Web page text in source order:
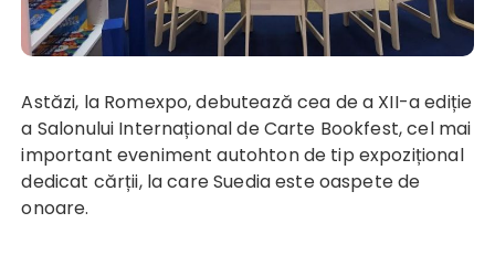
Astăzi, la Romexpo, debutează cea de a XII-a ediție
a Salonului Internațional de Carte Bookfest, cel mai
important eveniment autohton de tip expozițional
dedicat cărții, la care Suedia este oaspete de
onoare.